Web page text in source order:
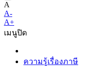
A
A-
A+
เมนูปิด
ความรู้เรื่องภาษี